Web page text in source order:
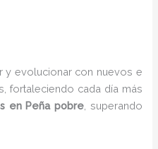
y evolucionar con nuevos e
fortaleciendo cada día más
en Peña pobre, superando